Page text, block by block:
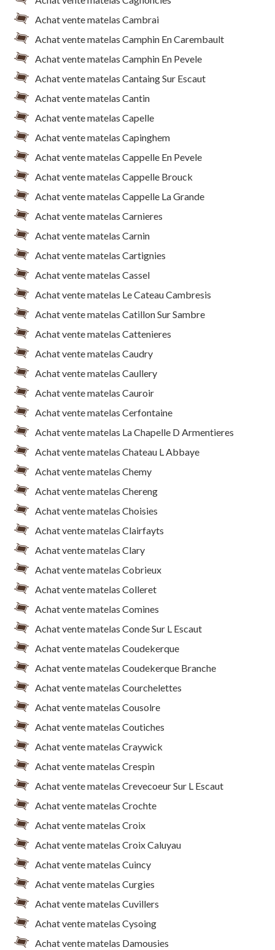
Achat vente matelas Cambrai
Achat vente matelas Camphin En Carembault
Achat vente matelas Camphin En Pevele
Achat vente matelas Cantaing Sur Escaut
Achat vente matelas Cantin
Achat vente matelas Capelle
Achat vente matelas Capinghem
Achat vente matelas Cappelle En Pevele
Achat vente matelas Cappelle Brouck
Achat vente matelas Cappelle La Grande
Achat vente matelas Carnieres
Achat vente matelas Carnin
Achat vente matelas Cartignies
Achat vente matelas Cassel
Achat vente matelas Le Cateau Cambresis
Achat vente matelas Catillon Sur Sambre
Achat vente matelas Cattenieres
Achat vente matelas Caudry
Achat vente matelas Caullery
Achat vente matelas Cauroir
Achat vente matelas Cerfontaine
Achat vente matelas La Chapelle D Armentieres
Achat vente matelas Chateau L Abbaye
Achat vente matelas Chemy
Achat vente matelas Chereng
Achat vente matelas Choisies
Achat vente matelas Clairfayts
Achat vente matelas Clary
Achat vente matelas Cobrieux
Achat vente matelas Colleret
Achat vente matelas Comines
Achat vente matelas Conde Sur L Escaut
Achat vente matelas Coudekerque
Achat vente matelas Coudekerque Branche
Achat vente matelas Courchelettes
Achat vente matelas Cousolre
Achat vente matelas Coutiches
Achat vente matelas Craywick
Achat vente matelas Crespin
Achat vente matelas Crevecoeur Sur L Escaut
Achat vente matelas Crochte
Achat vente matelas Croix
Achat vente matelas Croix Caluyau
Achat vente matelas Cuincy
Achat vente matelas Curgies
Achat vente matelas Cuvillers
Achat vente matelas Cysoing
Achat vente matelas Damousies